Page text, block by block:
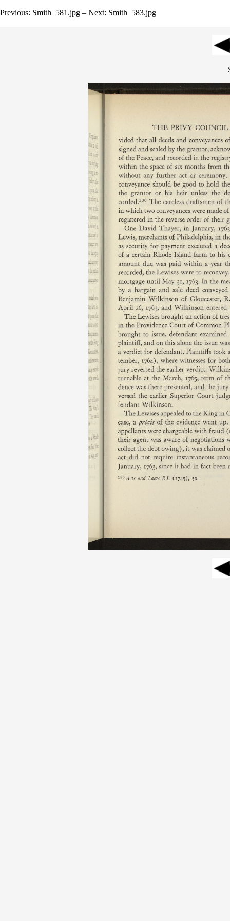
Previous: Smith_581.jpg – Next: Smith_583.jpg